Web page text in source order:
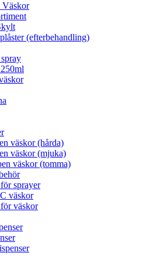
Väskor
(efterbehandling)
väskor (hårda)
väskor (mjuka)
väskor (tomma)
sprayer
väskor
väskor